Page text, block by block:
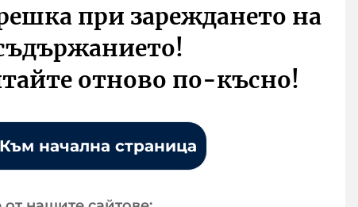
при зареждането на
отново по-късно!
Към начална страница